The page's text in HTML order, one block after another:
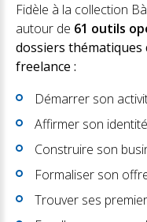
Fidèle à la collection
autour de 61 outils
dossiers
freelance :
Démarrer son
Affirmer son
Construire son
Formaliser son
Trouver ses